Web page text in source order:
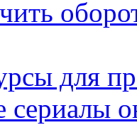
для
сериалы